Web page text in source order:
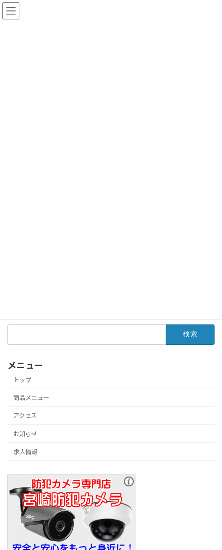
コ
ン
ナ
ビ
メニュー
トップ
商品メニュー
アクセス
お知らせ
求人情報